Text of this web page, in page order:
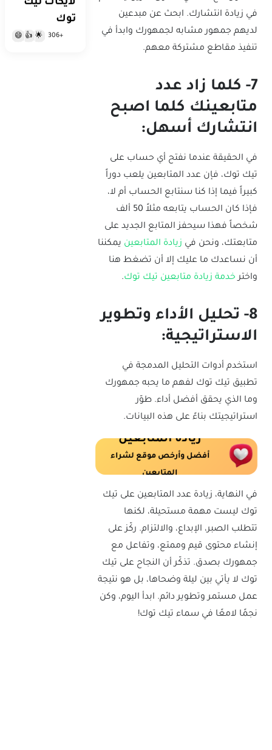
في زيادة انتشارك. ابحث عن مبدعين
لديهم جمهور مشابه لجمهورك وابدأ في
تنفيذ مقاطع مشتركة معهم.
7- كلما زاد عدد
متابعينك كلما اصبح
انتشارك أسهل:
في الحقيقة عندما نفتح أي حساب على
تيك توك، فإن عدد المتابعين يلعب دوراً
كبيراً فيما إذا كنا سنتابع الحساب أم لا،
فإذا كان الحساب يتابعه مثلاً 50 ألف
شخصاً فهذا سيحفز المتابع الجديد على
متابعتك، ونحن في زيادة المتابعين يمكننا
أن نساعدك ما عليك إلا أن تضغط هنا
واخترخدمة زيادة متابعين تيك توك.
8- تحليل الأداء وتطوير
الاستراتيجية:
استخدم أدوات التحليل المدمجة في
تطبيق تيك توك لفهم ما يحبه جمهورك
وما الذي يحقق أفضل أداء. طوّر
استراتيجيتك بناءً على هذه البيانات.
زيادة المتابعين
أفضل وأرخص موقع لشراء
المتابعين
في النهاية، زيادة عدد المتابعين على تيك
توك ليست مهمة مستحيلة، لكنها
تتطلب الصبر، الإبداع، والالتزام. ركّز على
إنشاء محتوى قيم وممتع، وتفاعل مع
جمهورك بصدق. تذكّر أن النجاح على تيك
توك لا يأتي بين ليلة وضحاها، بل هو نتيجة
عمل مستمر وتطوير دائم. ابدأ اليوم، وكن
نجمًا لامعًا في سماء تيك توك!
لايكات تيك
توك
+306
🌟
👍
😄